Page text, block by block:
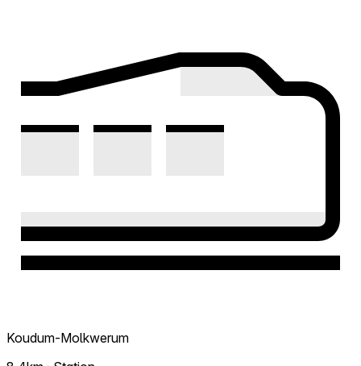
Koudum-Molkwerum